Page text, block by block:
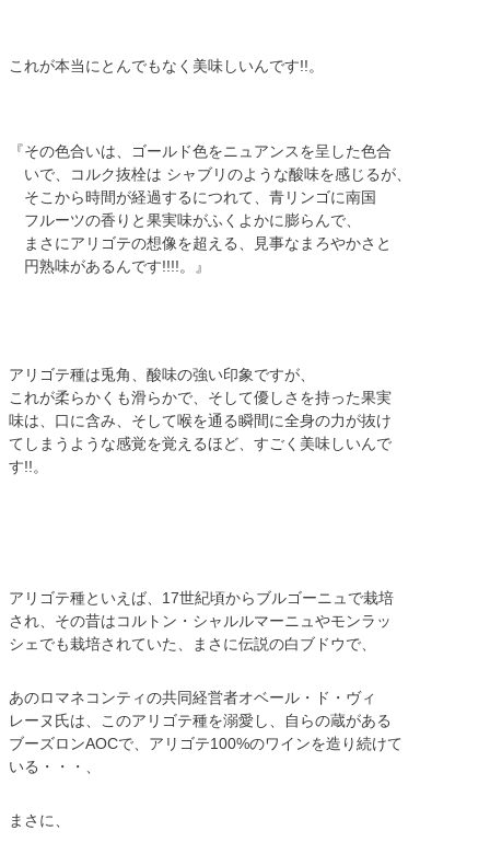
これが本当にとんでもなく美味しいんです!!。
『その色合いは、ゴールド色をニュアンスを呈した色合
いで、コルク抜栓は シャブリのような酸味を感じるが、
そこから時間が経過するにつれて、青リンゴに南国
フルーツの香りと果実味がふくよかに膨らんで、
まさにアリゴテの想像を超える、見事なまろやかさと
円熟味があるんです!!!!。』
アリゴテ種は兎角、酸味の強い印象ですが、
これが柔らかくも滑らかで、そして優しさを持った果実
味は、口に含み、そして喉を通る瞬間に全身の力が抜け
てしまうような感覚を覚えるほど、すごく美味しいんで
す!!。
アリゴテ種といえば、17世紀頃からブルゴーニュで栽培
され、その昔はコルトン・シャルルマーニュやモンラッ
シェでも栽培されていた、まさに伝説の白ブドウで、
あのロマネコンティの共同経営者オベール・ド・ヴィ
レーヌ氏は、このアリゴテ種を溺愛し、自らの蔵がある
ブーズロンAOCで、アリゴテ100%のワインを造り続けて
いる・・・、
まさに、